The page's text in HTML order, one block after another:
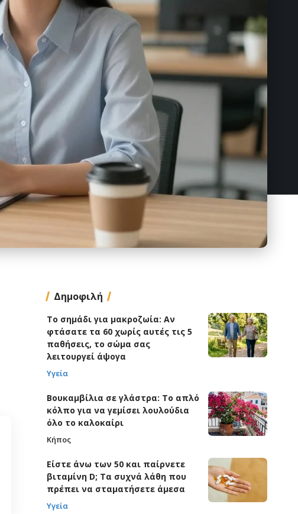
Δημοφιλή
Το σημάδι για μακροζωία: Αν
φτάσατε τα 60 χωρίς αυτές τις 5
παθήσεις, το σώμα σας
λειτουργεί άψογα
Υγεία
Βουκαμβίλια σε γλάστρα: Το απλό
κόλπο για να γεμίσει λουλούδια
όλο το καλοκαίρι
Κήπος
Είστε άνω των 50 και παίρνετε
βιταμίνη D; Τα συχνά λάθη που
πρέπει να σταματήσετε άμεσα
Υγεία